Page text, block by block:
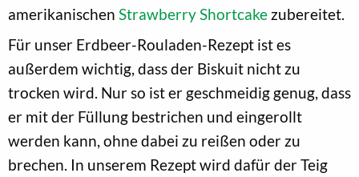
amerikanischen Strawberry Shortcake zubereitet.
Für unser Erdbeer-Rouladen-Rezept ist es
außerdem wichtig, dass der Biskuit nicht zu
trocken wird. Nur so ist er geschmeidig genug, dass
er mit der Füllung bestrichen und eingerollt
werden kann, ohne dabei zu reißen oder zu
brechen. In unserem Rezept wird dafür der Teig